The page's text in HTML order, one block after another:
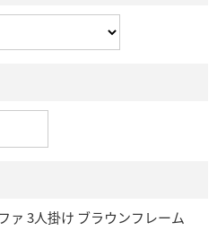
ァ 3人掛け ブラウンフレーム